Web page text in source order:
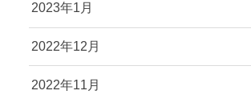
2023年1月
2022年12月
2022年11月